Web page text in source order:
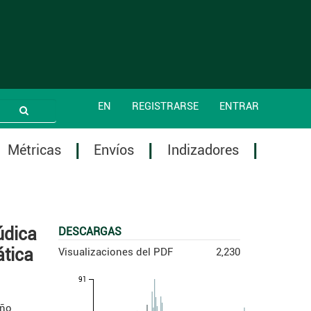
EN REGISTRARSE ENTRAR
Métricas Envíos Indizadores
DESCARGAS
Visualizaciones del PDF 2,230
91